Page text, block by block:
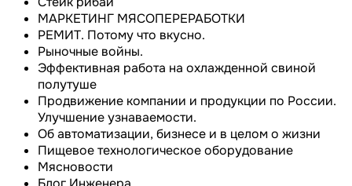
МАРКЕТИНГ МЯСОПЕРЕРАБОТКИ
РЕМИТ. Потому что вкусно.
Рыночные войны.
Эффективная работа на охлажденной свиной
полутуше
Продвижение компании и продукции по России.
Улучшение узнаваемости.
Об автоматизации, бизнесе и в целом о жизни
Пищевое технологическое оборудование
Мясновости